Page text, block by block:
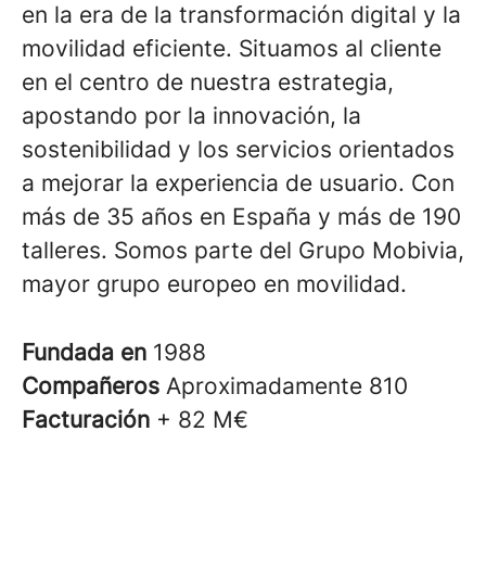
en la era de la transformación digital y la
movilidad eficiente. Situamos al cliente
en el centro de nuestra estrategia,
apostando por la innovación, la
sostenibilidad y los servicios orientados
a mejorar la experiencia de usuario. Con
más de 35 años en España y más de 190
talleres. Somos parte del Grupo Mobivia,
mayor grupo europeo en movilidad.
Fundada en 1988
Compañeros Aproximadamente 810
Facturación + 82 M€